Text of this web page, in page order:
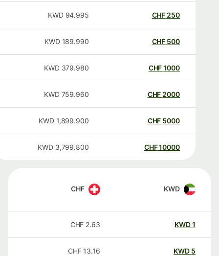
250
CHF
94.995
KWD
500
CHF
189.990
KWD
1000
CHF
379.980
KWD
2000
CHF
759.960
KWD
5000
CHF
1,899.900
KWD
10000
CHF
3,799.800
KWD
KWD
CHF
KWD
2.63
CHF
KWD
13.16
CHF